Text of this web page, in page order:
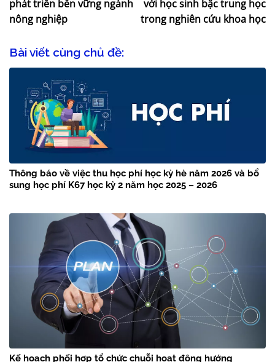
phát triển bền vững ngành
nông nghiệp
với học sinh bậc trung học
trong nghiên cứu khoa học
Bài viết cùng chủ đề:
Thông báo về việc thu học phí học kỳ hè năm 2026 và bổ
sung học phí K67 học kỳ 2 năm học 2025 – 2026
Kế hoạch phối hợp tổ chức chuỗi hoạt động hướng